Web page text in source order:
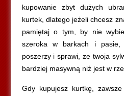
kupowanie zbyt dużych
kurtek, dlatego jeżeli chcesz
pamiętaj o tym, by nie
szeroka w barkach i pasie,
poszerzy i sprawi, ze twoja
bardziej masywną niż jest w
Gdy kupujesz kurtkę,